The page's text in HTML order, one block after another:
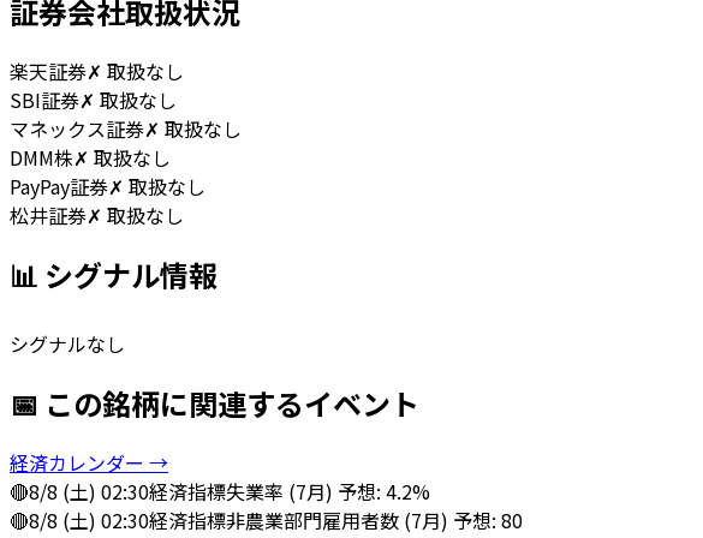
証券会社取扱状況
楽天証券✗ 取扱なし
SBI証券✗ 取扱なし
マネックス証券✗ 取扱なし
DMM株✗ 取扱なし
PayPay証券✗ 取扱なし
松井証券✗ 取扱なし
📊 シグナル情報
シグナルなし
📅 この銘柄に関連するイベント
経済カレンダー →
🔴8/8 (土) 02:30経済指標失業率 (7月) 予想: 4.2%
🔴8/8 (土) 02:30経済指標非農業部門雇用者数 (7月) 予想: 80